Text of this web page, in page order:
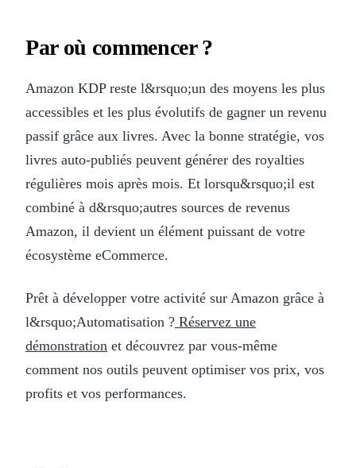
Par où commencer ?
Amazon KDP reste l&rsquo;un des moyens les plus
accessibles et les plus évolutifs de gagner un revenu
passif grâce aux livres. Avec la bonne stratégie, vos
livres auto-publiés peuvent générer des royalties
régulières mois après mois. Et lorsqu&rsquo;il est
combiné à d&rsquo;autres sources de revenus
Amazon, il devient un élément puissant de votre
écosystème eCommerce.
Prêt à développer votre activité sur Amazon grâce à
l&rsquo;Automatisation ? Réservez une
démonstration et découvrez par vous-même
comment nos outils peuvent optimiser vos prix, vos
profits et vos performances.